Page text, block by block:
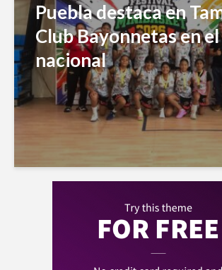
Puebla destaca en
Club Bayonnetas en
nacional